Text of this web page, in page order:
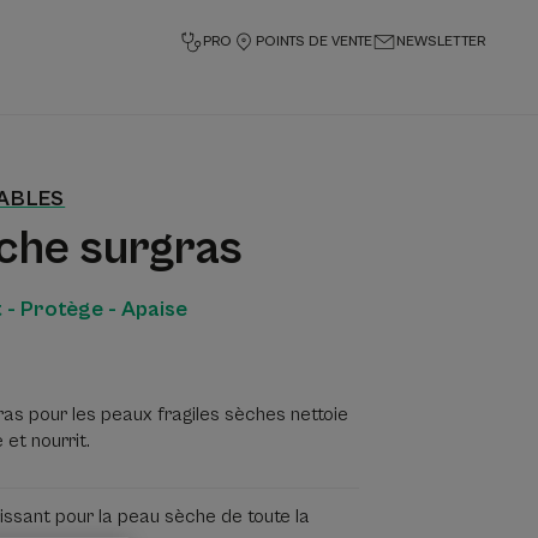
PRO POINTS DE VENTE NEWSLETTER
surgras
Protège - Apaise
pour les peaux fragiles sèches nettoie
et nourrit.
pour la peau sèche de toute la